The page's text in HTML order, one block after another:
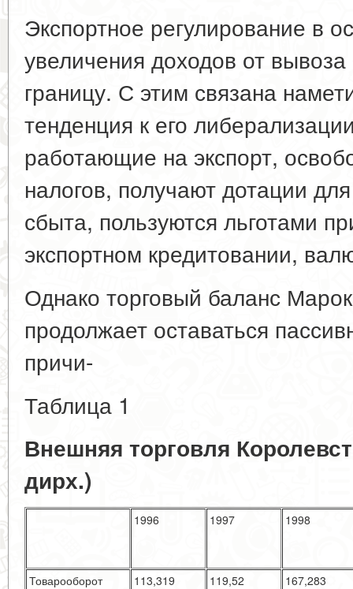
Экспортное регулирование в
увеличения доходов от
границу. С этим связана
тенденция к его
работающие на экспорт,
налогов, получают дотации
сбыта, пользуются льготами
экспортном кредитовании,
Однако торговый баланс
продолжает оставаться
причи-
Таблица 1
Внешняя торговля
дирх.)
1996 1997 1998
Товарооборот 113,319 119,52 167,283